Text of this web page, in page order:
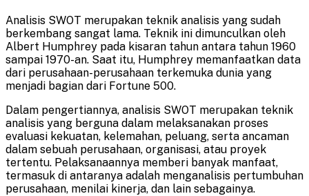
Analisis SWOT merupakan teknik analisis yang sudah
berkembang sangat lama. Teknik ini dimunculkan oleh
Albert Humphrey pada kisaran tahun antara tahun 1960
sampai 1970-an. Saat itu, Humphrey memanfaatkan data
dari perusahaan-perusahaan terkemuka dunia yang
menjadi bagian dari Fortune 500.
Dalam pengertiannya, analisis SWOT merupakan teknik
analisis yang berguna dalam melaksanakan proses
evaluasi kekuatan, kelemahan, peluang, serta ancaman
dalam sebuah perusahaan, organisasi, atau proyek
tertentu. Pelaksanaannya memberi banyak manfaat,
termasuk di antaranya adalah menganalisis pertumbuhan
perusahaan, menilai kinerja, dan lain sebagainya.